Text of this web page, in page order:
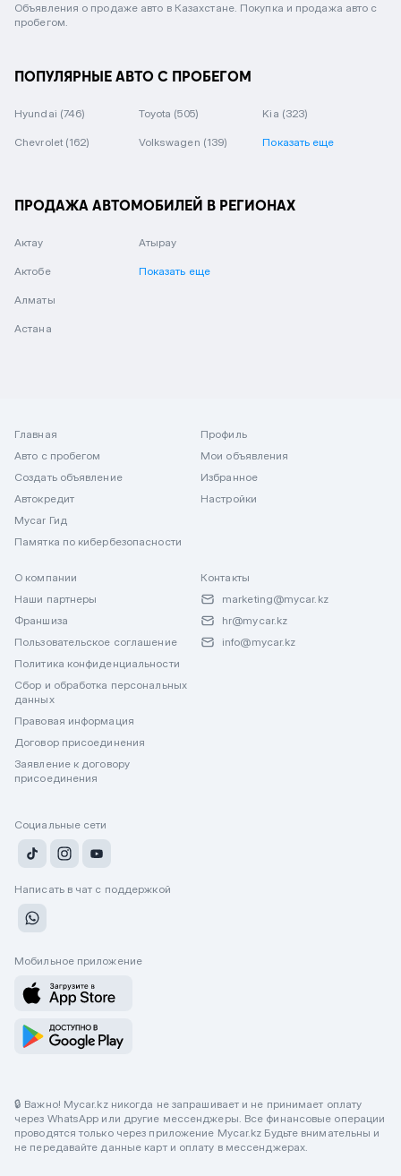
Объявления о продаже авто в Казахстане. Покупка и продажа авто с
пробегом.
ПОПУЛЯРНЫЕ АВТО С ПРОБЕГОМ
Hyundai (746) Toyota (505) Kia (323)
Chevrolet (162) Volkswagen (139) Показать еще
ПРОДАЖА АВТОМОБИЛЕЙ В РЕГИОНАХ
Актау
Актобе
Алматы
Астана
Атырау
Показать еще
Главная
Авто с пробегом
Создать объявление
Автокредит
Mycar Гид
Памятка по кибербезопасности
Профиль
Мои объявления
Избранное
Настройки
О компании
Наши партнеры
Франшиза
Пользовательское соглашение
Политика конфиденциальности
Сбор и обработка персональных
данных
Правовая информация
Договор присоединения
Заявление к договору
присоединения
Контакты
marketing@mycar.kz
hr@mycar.kz
info@mycar.kz
Социальные сети
Написать в чат с поддержкой
Мобильное приложение
🔒 Важно! Mycar.kz никогда не запрашивает и не принимает оплату
через WhatsApp или другие мессенджеры. Все финансовые операции
проводятся только через приложение Mycar.kz Будьте внимательны и
не передавайте данные карт и оплату в мессенджерах.